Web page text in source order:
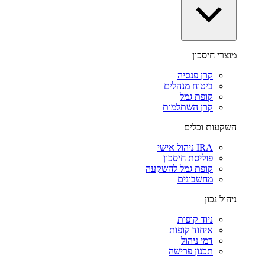
מוצרי חיסכון
קרן פנסיה
ביטוח מנהלים
קופת גמל
קרן השתלמות
השקעות וכלים
IRA ניהול אישי
פוליסת חיסכון
קופת גמל להשקעה
מחשבונים
ניהול נכון
ניוד קופות
איחוד קופות
דמי ניהול
תכנון פרישה